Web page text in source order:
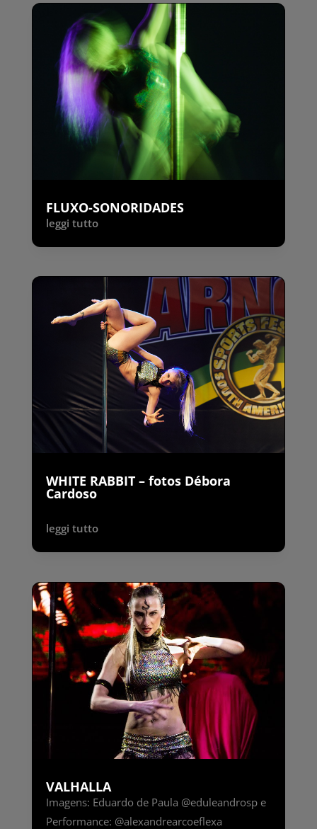
FLUXO-SONORIDADES
leggi tutto
WHITE RABBIT – fotos Débora
Cardoso
leggi tutto
VALHALLA
Imagens: Eduardo de Paula @eduleandrosp e
Performance: @alexandrearcoeflexa ‍ ‍ ‍